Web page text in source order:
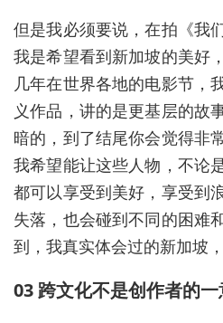
但是我必须要说，在拍《我
我是希望看到新加坡的美好
几年在世界各地的电影节，
义作品，讲的是更基层的故
暗的，到了结尾你会觉得非
我希望能让这些人物，不论
都可以享受到美好，享受到
失落，也会碰到不同的困难
到，我真实体会过的新加坡
03 跨文化不是创作者的